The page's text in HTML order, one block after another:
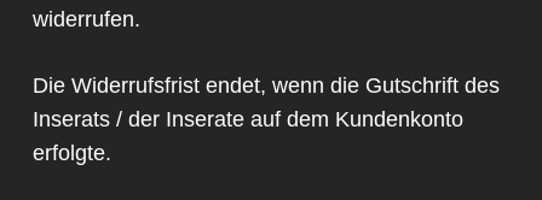
widerrufen.
Die Widerrufsfrist endet, wenn die Gutschrift des
Inserats / der Inserate auf dem Kundenkonto
erfolgte.